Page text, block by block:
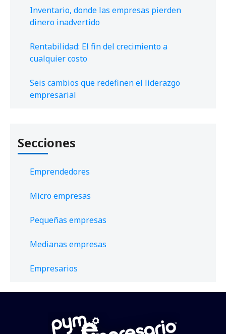
Inventario, donde las empresas pierden
dinero inadvertido
Rentabilidad: El fin del crecimiento a
cualquier costo
Seis cambios que redefinen el liderazgo
empresarial
Secciones
Emprendedores
Micro empresas
Pequeñas empresas
Medianas empresas
Empresarios